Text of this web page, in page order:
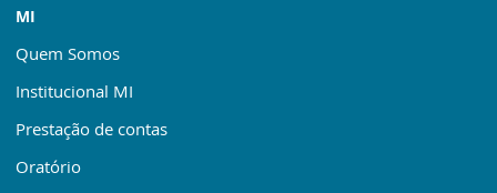
MI
Quem Somos
Institucional MI
Prestação de contas
Oratório